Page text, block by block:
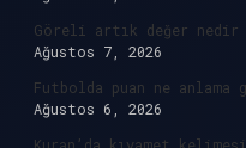
Göreli artık değer nedir
Ağustos 7, 2026
Futbolda puan ne anlama
Ağustos 6, 2026